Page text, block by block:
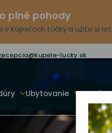
plné pohody
v Kúpeľoch Lúčky a užite si
recepcia@kupele-lucky.sk
Ubytovanie Voľný